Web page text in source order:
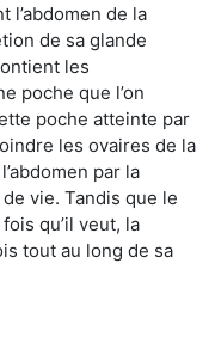
l’abdomen de la
de sa glande
les
poche que l’on
poche atteinte par
les ovaires de la
par la
vie. Tandis que le
qu’il veut, la
tout au long de sa